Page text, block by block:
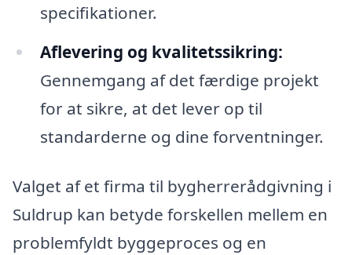
specifikationer.
Aflevering og kvalitetssikring:
Gennemgang af det færdige projekt
for at sikre, at det lever op til
standarderne og dine forventninger.
Valget af et firma til bygherrerådgivning i
Suldrup kan betyde forskellen mellem en
problemfyldt byggeproces og en